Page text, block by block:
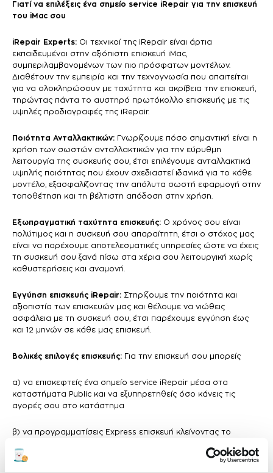
Γιατί να επιλέξεις ένα σημείο service iRepair για την επισκευή
του iMacσου
iRepair Experts: Οι τεχνικοί της iRepair είναι άρτια
εκπαιδευμένοι στην αξιόπιστη επισκευή iMac,
συμπεριλαμβανομένων των πιο πρόσφατων μοντέλων.
Διαθέτουν την εμπειρία και την τεχνογνωσία που απαιτείται
για να ολοκληρώσουν με ταχύτητα και ακρίβεια την επισκευή,
τηρώντας πάντα το αυστηρό πρωτόκολλο επισκευής με τις
υψηλές προδιαγραφές της iRepair.
Ποιότητα Ανταλλακτικών:Γνωρίζουμε πόσο σημαντική είναι η
χρήση των σωστών ανταλλακτικών για την εύρυθμη
λειτουργία της συσκευής σου, έτσι επιλέγουμε ανταλλακτικά
υψηλής ποιότητας που έχουν σχεδιαστεί ιδανικά για το κάθε
μοντέλο, εξασφαλίζοντας την απόλυτα σωστή εφαρμογή στην
τοποθέτηση και τη βέλτιστη απόδοση στην χρήση.
Εξωπραγματική ταχύτητα επισκευής: Ο χρόνος σου είναι
πολύτιμος και η συσκευή σου απαραίτητη, έτσι ο στόχος μας
είναι να παρέχουμε αποτελεσματικές υπηρεσίες ώστε να έχεις
τη συσκευή σου ξανά πίσω στα χέρια σου λειτουργική χωρίς
καθυστερήσεις και αναμονή.
Εγγύηση επισκευής iRepair: Στηρίζουμε την ποιότητα και
αξιοπιστία των επισκευών μας και θέλουμε να νιώθεις
ασφάλεια με τη συσκευή σου, έτσι παρέχουμε εγγύηση έως
και 12 μηνών σε κάθε μας επισκευή.
Βολικές επιλογές επισκευής:Για την επισκευή σου μπορείς
α) να επισκεφτείς ένα σημείο service iRepair μέσα στα
καταστήματα Public και να εξυπηρετηθείς όσο κάνεις τις
αγορές σου στο κατάστημα
β) να προγραμματίσεις Express επισκευή κλείνοντας το
κατάστημα, τη μέρα και την ώρα που σε βολεύει για να